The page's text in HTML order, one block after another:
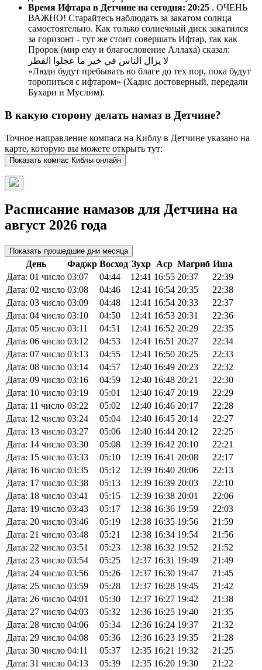
Время Ифтара в Детчине на сегодня: 20:25 . ОЧЕНЬ
ВАЖНО! Старайтесь наблюдать за закатом солнца
самостоятельно. Как только солнечный диск закатился
за горизонт - тут же стоит совершать Ифтар, так как
Пророк (мир ему и благословение Аллаха) сказал:
لا يزال الناس في خير ما عجلوا الفطر
«Люди будут пребывать во благе до тех пор, пока будут
торопиться с ифтаром» (Хадис достоверный, передали
Бухари и Муслим).
В какую сторону делать намаз в Детчине?
Точное направление компаса на Киблу в Детчине указано на
карте, которую вы можете открыть тут:
Показать компас Киблы онлайн
Расписание намазов для Детчина на
август 2026 года
Показать прошедшие дни месяца
День Фаджр Восход Зухр Аср Магриб Иша
Дата: 01 число 03:07 04:44 12:41 16:55 20:37
22:39
Дата: 02 число 03:08 04:46 12:41 16:54 20:35
22:38
Дата: 03 число 03:09 04:48 12:41 16:54 20:33
22:37
Дата: 04 число 03:10 04:50 12:41 16:53 20:31
22:36
Дата: 05 число 03:11 04:51 12:41 16:52 20:29
22:35
Дата: 06 число 03:12 04:53 12:41 16:51 20:27
22:34
Дата: 07 число 03:13 04:55 12:41 16:50 20:25
22:33
Дата: 08 число 03:14 04:57 12:40 16:49 20:23
22:32
Дата: 09 число 03:16 04:59 12:40 16:48 20:21
22:30
Дата: 10 число 03:19 05:01 12:40 16:47 20:19
22:29
Дата: 11 число 03:22 05:02 12:40 16:46 20:17
22:28
Дата: 12 число 03:24 05:04 12:40 16:45 20:14
22:27
Дата: 13 число 03:27 05:06 12:40 16:44 20:12
22:25
Дата: 14 число 03:30 05:08 12:39 16:42 20:10
22:21
Дата: 15 число 03:33 05:10 12:39 16:41 20:08
22:17
Дата: 16 число 03:35 05:12 12:39 16:40 20:06
22:13
Дата: 17 число 03:38 05:13 12:39 16:39 20:03
22:10
Дата: 18 число 03:41 05:15 12:39 16:38 20:01
22:06
Дата: 19 число 03:43 05:17 12:38 16:36 19:59
22:03
Дата: 20 число 03:46 05:19 12:38 16:35 19:56
21:59
Дата: 21 число 03:48 05:21 12:38 16:34 19:54
21:56
Дата: 22 число 03:51 05:23 12:38 16:32 19:52
21:52
Дата: 23 число 03:54 05:25 12:37 16:31 19:49
21:49
Дата: 24 число 03:56 05:26 12:37 16:30 19:47
21:45
Дата: 25 число 03:59 05:28 12:37 16:28 19:45
21:42
Дата: 26 число 04:01 05:30 12:37 16:27 19:42
21:38
Дата: 27 число 04:03 05:32 12:36 16:25 19:40
21:35
Дата: 28 число 04:06 05:34 12:36 16:24 19:37
21:32
Дата: 29 число 04:08 05:36 12:36 16:23 19:35
21:28
Дата: 30 число 04:11 05:37 12:35 16:21 19:32
21:25
Дата: 31 число 04:13 05:39 12:35 16:20 19:30
21:22